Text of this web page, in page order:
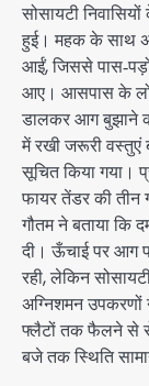
सोसायटी
हुई। महक के साथ
आईं, जिससे
आए। आसपास के
डालकर आग बुझाने
में रखी जरूरी वस्तुएं
सूचित किया गया।
फायर तेंडर की तीन
गौतम ने बताया कि
दी। ऊँचाई पर आग
रही, लेकिन
अग्निशमन उपकरणों
फ्लैटों तक फैलने से
बजे तक स्थिति